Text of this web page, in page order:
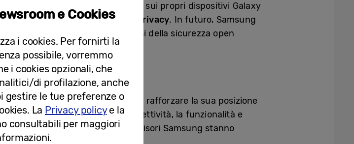
dall’impostazione della privacy sui propri dispositivi Galaxy
attraverso ilportale sulla privacy. In futuro, Samsung
a rilasciare strumenti di analisi della sicurezza open
for All”, Samsung continua a rafforzare la sua posizione
che migliorano la connettività, la funzionalità e
introdotto vari modi in cui i televisori Samsung stanno
e Cookies
i cookies. Per fornirti la
possibile, vorremmo
i cookies opzionali, che
di profilazione, anche
gestire le tue preferenze o
La Privacy policye la
consultabili per maggiori